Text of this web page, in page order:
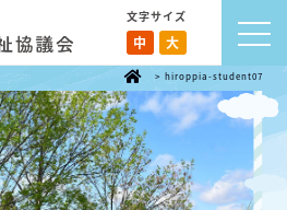
文字サイズ
中 大
> hiroppia-student07